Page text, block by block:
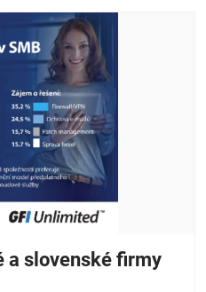
a slovenské firmy